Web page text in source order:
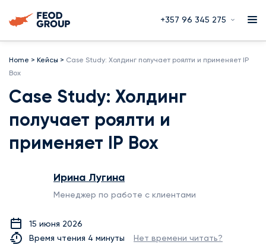
+357 96 345 275
Home > Кейсы > Case Study: Холдинг получает роялти и применяет IP
Box
Case Study: Холдинг
получает роялти и
применяет IP Box
Ирина Лугина
Менеджер по работе с клиентами
15 июня 2026
Время чтения 4 минуты
Нет времени читать?